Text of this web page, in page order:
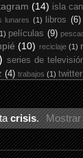
(14) isla
lunares (1) libros (6)
películas (9)
(10) reciclaje (1)
series de
(4) trabajos (1) twitter
crisis. Mostrar